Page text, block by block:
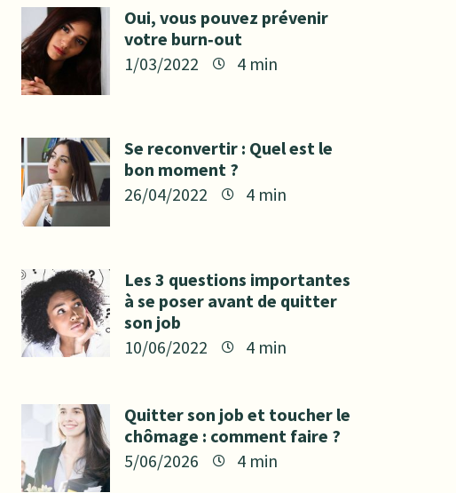
Oui, vous pouvez prévenir
votre burn‑out
1/03/2022
Se reconvertir : Quel est le
bon moment ?
26/04/2022
Les 3 questions importantes
à se poser avant de quitter
son job
10/06/2022
Quitter son job et toucher le
chômage : comment faire ?
5/06/2026